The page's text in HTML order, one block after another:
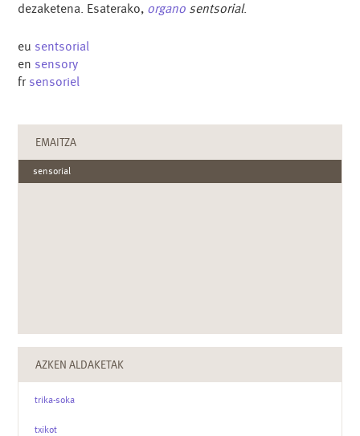
dezaketena. Esaterako, organo sentsorial.
eu sentsorial
en sensory
fr sensoriel
EMAITZA
sensorial
AZKEN ALDAKETAK
trika-soka
txikot